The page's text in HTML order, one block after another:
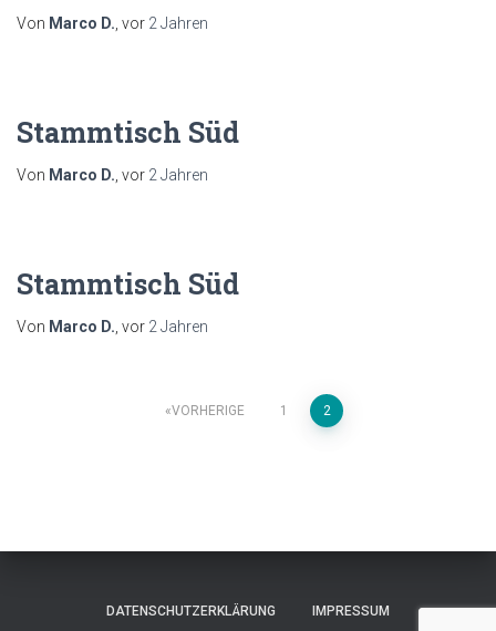
Von Marco D. , vor 2 Jahren
Stammtisch Süd
Von Marco D. , vor 2 Jahren
Stammtisch Süd
Von Marco D. , vor 2 Jahren
Seitennummerierung
VORHERIGE 1 2
DATENSCHUTZERKLÄRUNG IMPRESSUM